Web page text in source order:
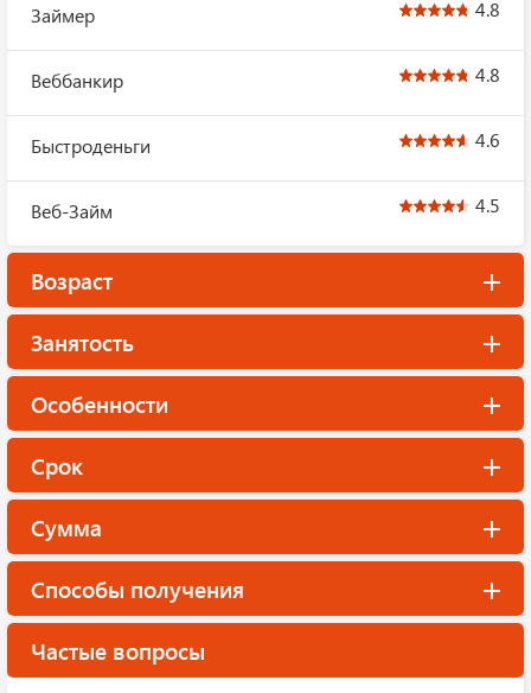
Займер 4.8
Веббанкир 4.8
Быстроденьги 4.6
Веб-Займ 4.5
Возраст
Занятость
Особенности
Срок
Сумма
Способы получения
Частые вопросы